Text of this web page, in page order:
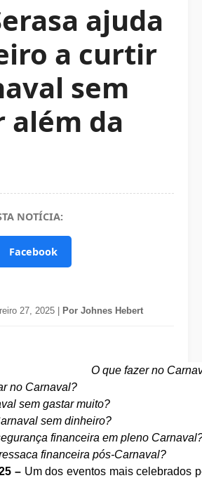
ajuda
a curtir
sem
além da
NOTÍCIA:
Facebook
27, 2025 | Por Johnes Hebert
O que fazer no
no Carnaval?
sem gastar muito?
sem dinheiro?
financeira em pleno
financeira pós-Carnaval?
– Um dos eventos mais celebrados